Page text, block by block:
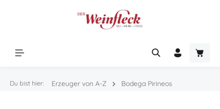
Du bist hier: Erzeuger von A-Z Bodega Pirineos